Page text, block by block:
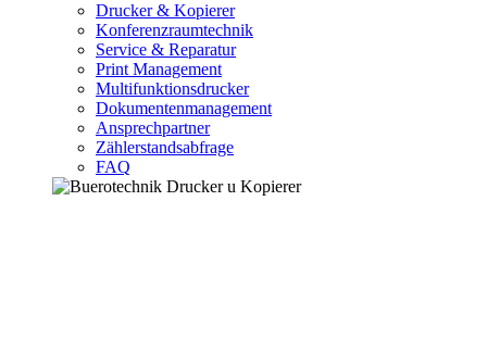
Drucker & Kopierer
Konferenzraumtechnik
Service & Reparatur
Print Management
Multifunktionsdrucker
Dokumentenmanagement
Ansprechpartner
Zählerstandsabfrage
FAQ